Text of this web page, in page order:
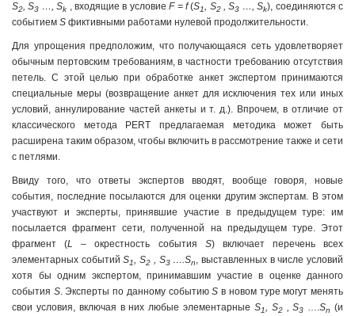
S2, S3 …, Sk , входящие в условиеF = f(S1, S2, S3 …, Sk), соединяются с
событием S фиктивными работами нулевой продолжительности.
Для упрощения предположим, что получающаяся сеть удовлетворяет
обычным пертовским требованиям, в частности требованию отсутствия
петель. С этой целью при обработке анкет экспертом принимаются
специальные меры (возвращение анкет для исключения тех или иных
условий, аннулирование частей анкеты и т. д.). Впрочем, в отличие от
классического метода PERT предлагаемая методика может быть
расширена таким образом, чтобы включить в рассмотрение также и сети
с петлями.
Ввиду того, что ответы экспертов вводят, вообще говоря, новые
события, последние посылаются для оценки другим экспертам. В этом
участвуют и эксперты, принявшие участие в предыдущем туре: им
посылается фрагмент сети, полученной на предыдущем туре. Этот
фрагмент (L – окрестность события S) включает перечень всех
элементарных событийS1, S2 , S3….Sn, выставленных в числе условий
хотя бы одним экспертом, принимавшим участие в оценке данного
события S. Эксперты по данному событиюS в новом туре могут менять
свои условия, включая в них любые элементарные S1, S2, S3 ….Sn (и